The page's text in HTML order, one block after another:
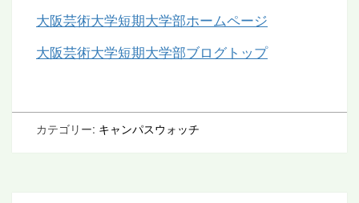
大阪芸術大学短期大学部ホームページ
大阪芸術大学短期大学部ブログトップ
カテゴリー: キャンパスウォッチ